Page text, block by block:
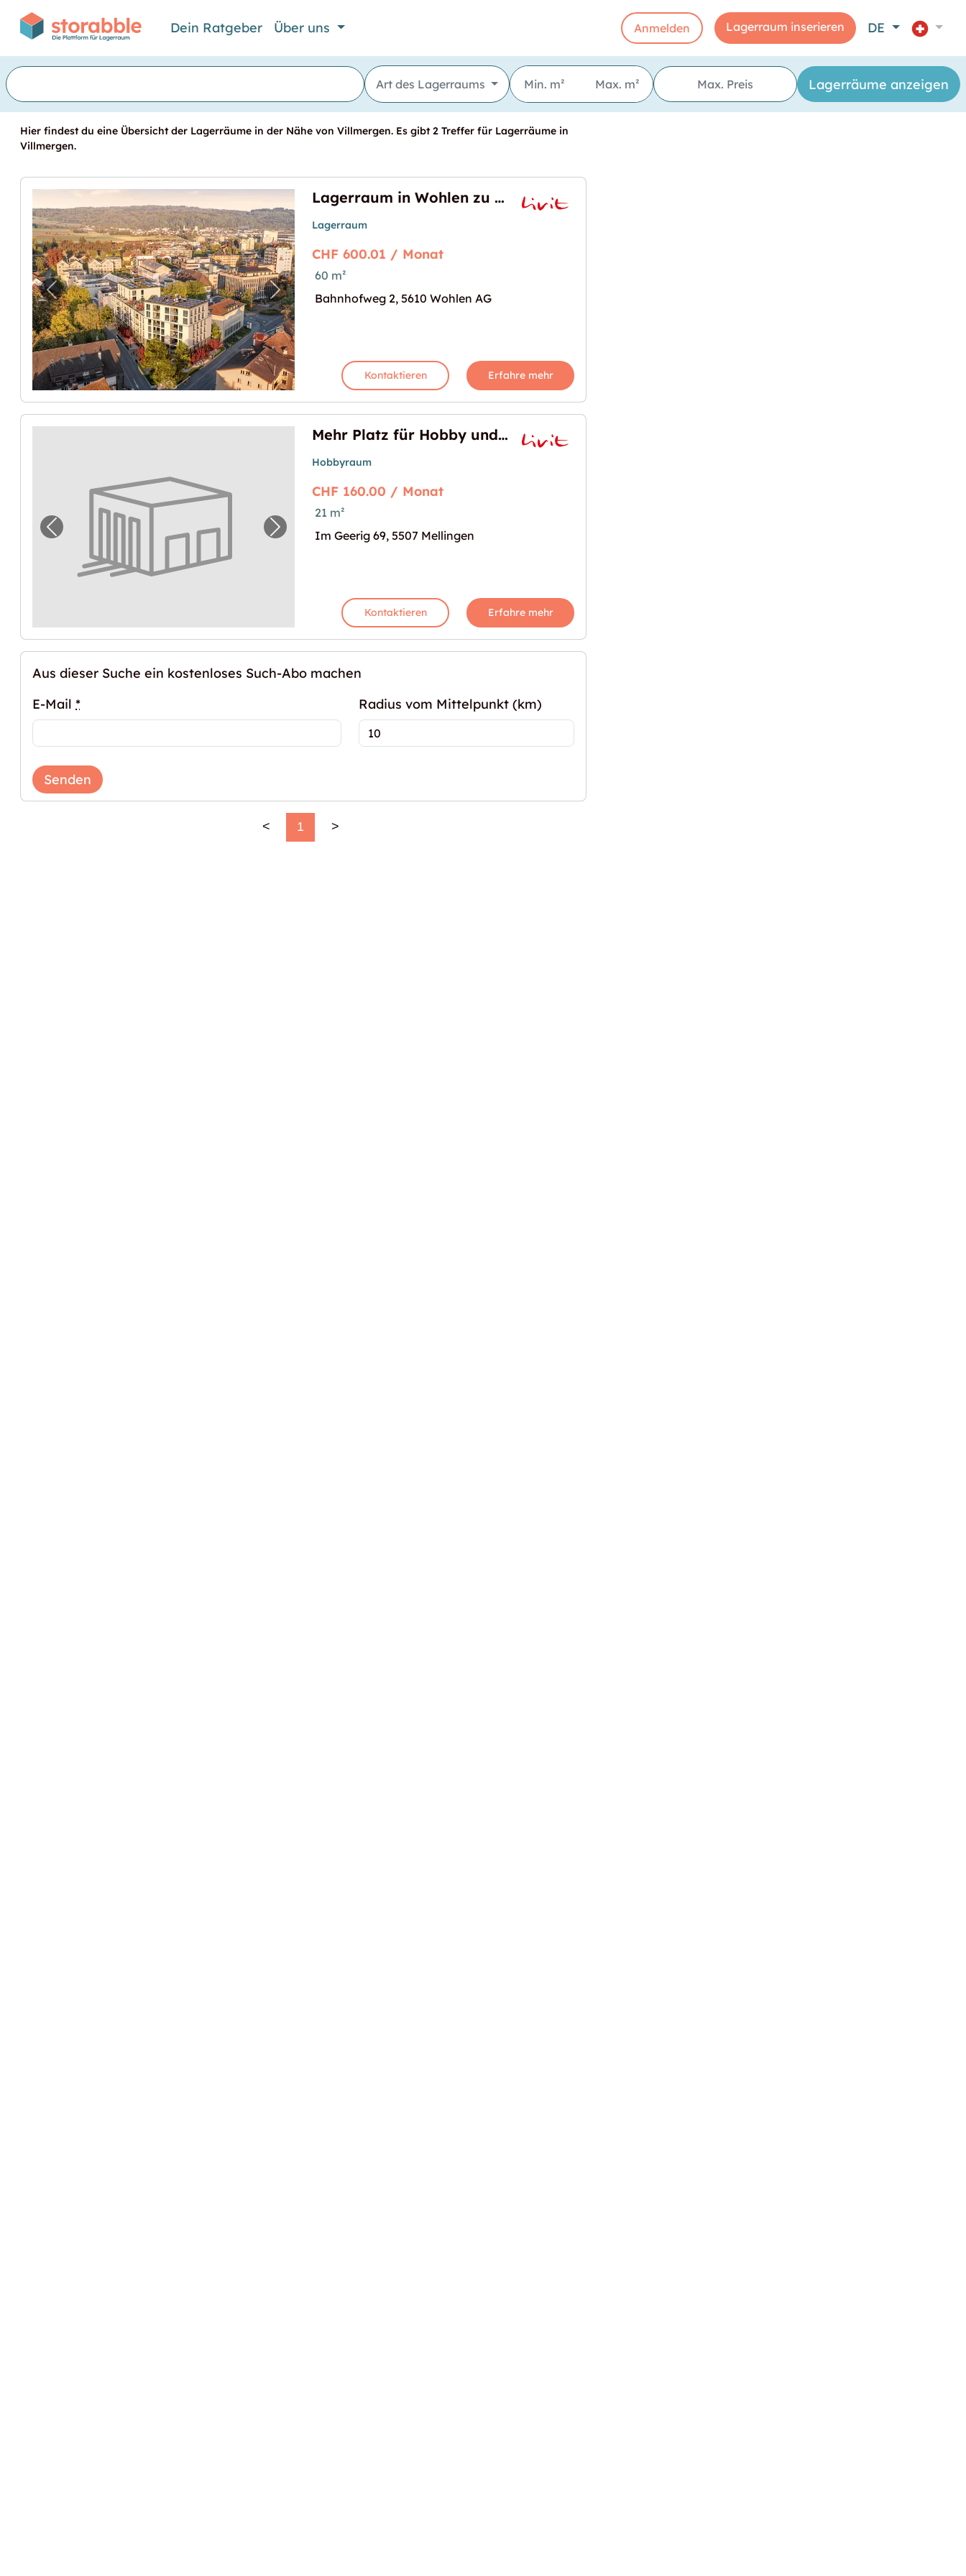
Dein Ratgeber Über uns Anmelden Lagerraum inserieren DE
Art des Lagerraums
Hier findest du eine Übersicht der Lagerräume in der Nähe von Villmergen. Es gibt 2 Treffer für Lagerräume in
Villmergen.
Vorheriges Bild für "Lagerraum in Wohlen zu vermieten"Nächstes Bild für "Lagerraum in Wohlen zu vermieten"
Lagerraum in Wohlen zu vermieten
Lagerraum
CHF 600.01 / Monat
60 m²
Bahnhofweg 2, 5610 Wohlen AG
Kontaktieren Erfahre mehr
Vorheriges Bild für "Mehr Platz für Hobby und Lagerung  21 m² im Geerig 69!"
Nächstes Bild für "Mehr Platz für Hobby und Lagerung  21 m² im Geerig 69!"
Mehr Platz für Hobby und Lagerung  21 m² im Geerig 69!
Hobbyraum
CHF 160.00 / Monat
21 m²
Im Geerig 69, 5507 Mellingen
Kontaktieren Erfahre mehr
Aus dieser Suche ein kostenloses Such-Abo machen
E-Mail * Radius vom Mittelpunkt (km)
Senden
< 1 >